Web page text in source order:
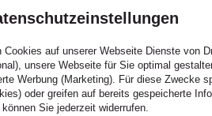
auf unserer Webseite Dienste von
unsere Webseite für Sie optimal
Werbung (Marketing). Für diese Zwecke
oder greifen auf bereits gespeicherte
Sie jederzeit widerrufen.